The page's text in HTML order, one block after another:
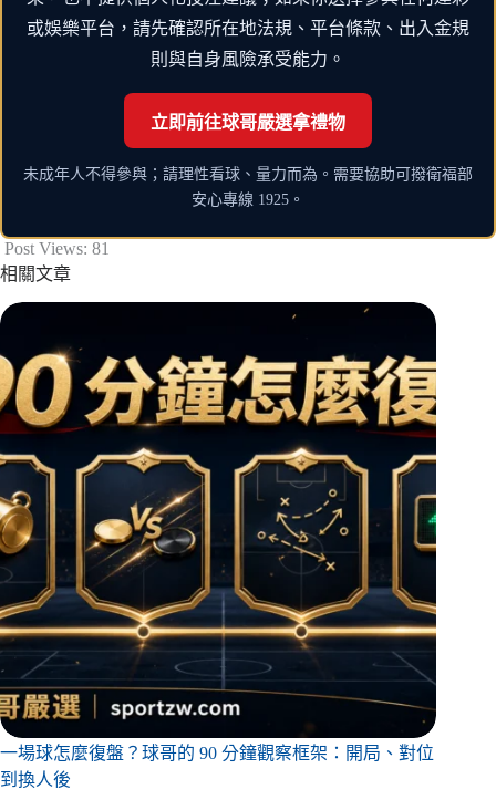
或娛樂平台，請先確認所在地法規、平台條款、出入金規
則與自身風險承受能力。
立即前往球哥嚴選拿禮物
未成年人不得參與；請理性看球、量力而為。需要協助可撥衛福部
安心專線 1925。
Post Views: 81
相關文章
一場球怎麼復盤？球哥的 90 分鐘觀察框架：開局、對位
到換人後